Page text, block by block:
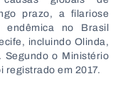
prazo, a filariose
endêmica no Brasil
incluindo Olinda,
Segundo o Ministério
registrado em 2017.